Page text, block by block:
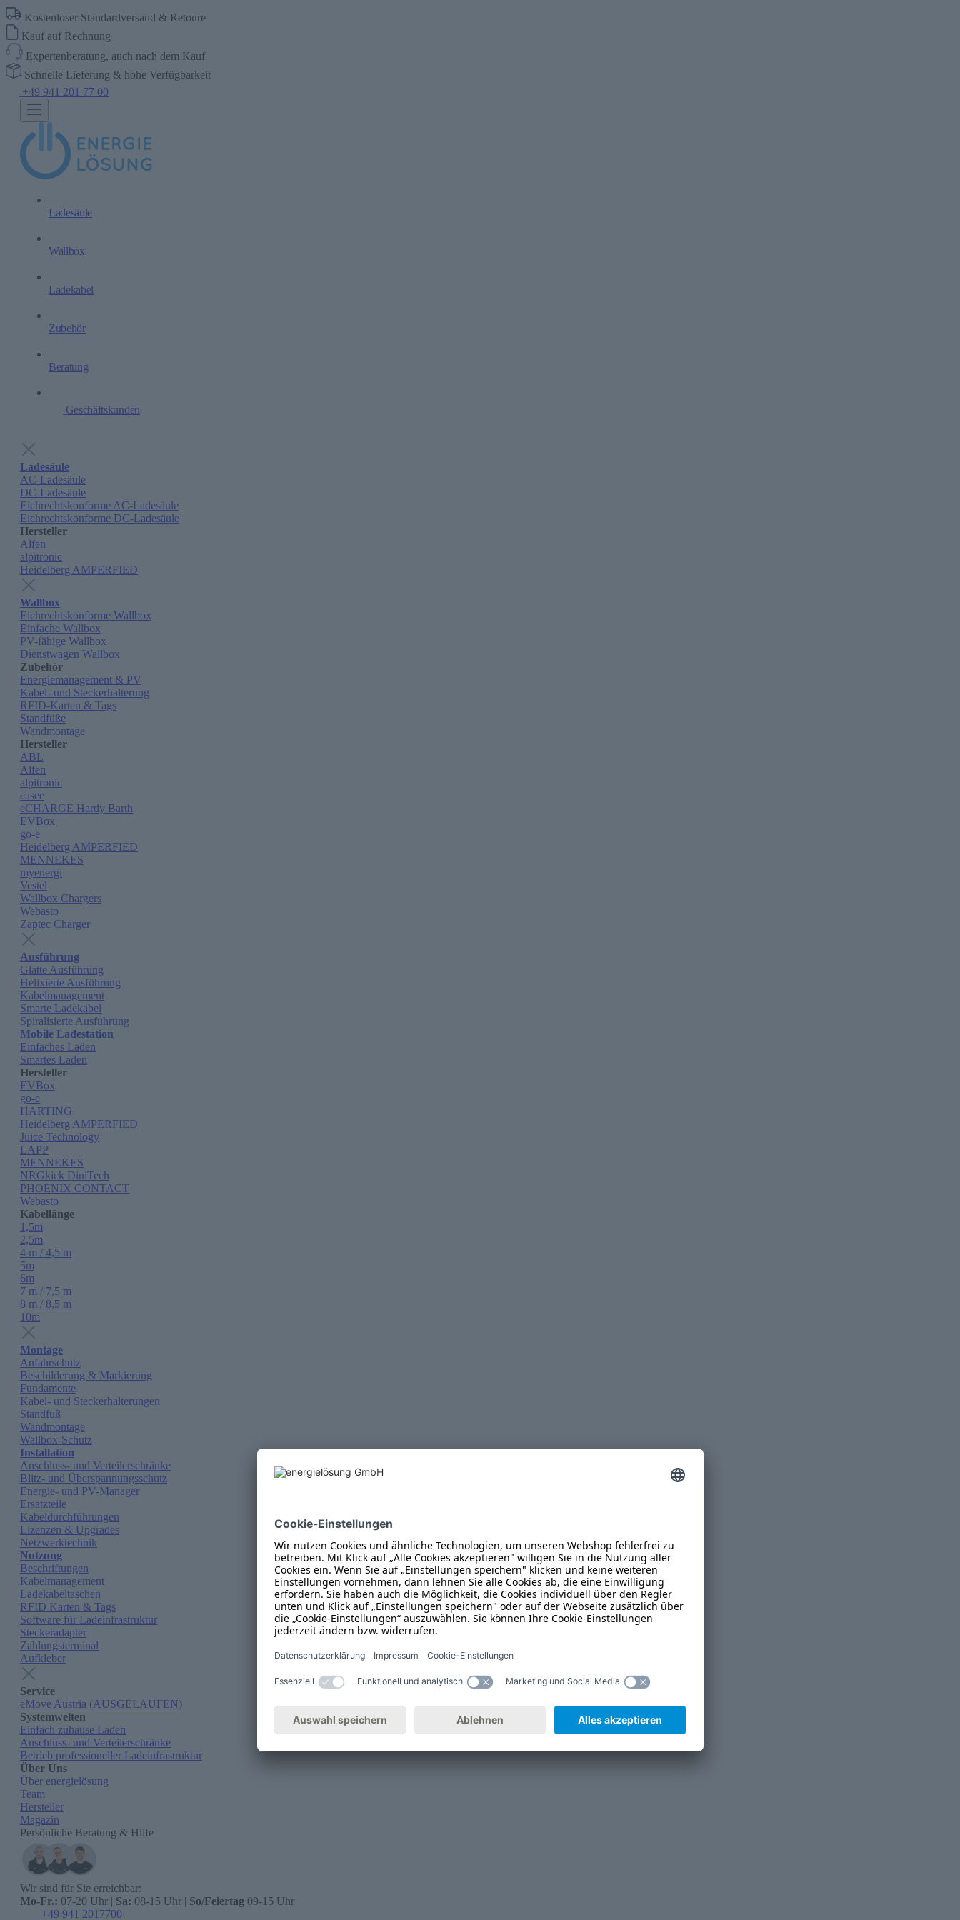
Kostenloser Standardversand & Retoure
Kauf auf Rechnung
Expertenberatung, auch nach dem Kauf
Schnelle Lieferung & hohe Verfügbarkeit
+49 941 201 77 00
Ladesäule
Wallbox
Ladekabel
Zubehör
Beratung
Geschäftskunden
Ladesäule
AC-Ladesäule
DC-Ladesäule
Eichrechtskonforme AC-Ladesäule
Eichrechtskonforme DC-Ladesäule
Hersteller
Alfen
alpitronic
Heidelberg AMPERFIED
Wallbox
Eichrechtskonforme Wallbox
Einfache Wallbox
PV-fähige Wallbox
Dienstwagen Wallbox
Zubehör
Energiemanagement & PV
Kabel- und Steckerhalterung
RFID-Karten & Tags
Standfüße
Wandmontage
Hersteller
ABL
Alfen
alpitronic
easee
eCHARGE Hardy Barth
EVBox
go-e
Heidelberg AMPERFIED
MENNEKES
myenergi
Vestel
Wallbox Chargers
Webasto
Zaptec Charger
Ausführung
Glatte Ausführung
Helixierte Ausführung
Kabelmanagement
Smarte Ladekabel
Spiralisierte Ausführung
Mobile Ladestation
Einfaches Laden
Smartes Laden
Hersteller
EVBox
go-e
HARTING
Heidelberg AMPERFIED
Juice Technology
LAPP
MENNEKES
NRGkick DiniTech
PHOENIX CONTACT
Webasto
Kabellänge
1,5m
2,5m
4 m / 4,5 m
5m
6m
7 m / 7,5 m
8 m / 8,5 m
10m
Montage
Anfahrschutz
Beschilderung & Markierung
Fundamente
Kabel- und Steckerhalterungen
Standfuß
Wandmontage
Wallbox-Schutz
Installation
Anschluss- und Verteilerschränke
Blitz- und Überspannungsschutz
Energie- und PV-Manager
Ersatzteile
Kabeldurchführungen
Lizenzen & Upgrades
Netzwerktechnik
Nutzung
Beschriftungen
Kabelmanagement
Ladekabeltaschen
RFID Karten & Tags
Software für Ladeinfrastruktur
Steckeradapter
Zahlungsterminal
Aufkleber
Service
eMove Austria (AUSGELAUFEN)
Systemwelten
Einfach zuhause Laden
Anschluss- und Verteilerschränke
Betrieb professioneller Ladeinfrastruktur
Über Uns
Über energielösung
Team
Hersteller
Magazin
Persönliche Beratung & Hilfe
Wir sind für Sie erreichbar:
Mo-Fr.: 07-20 Uhr | Sa: 08-15 Uhr | So/Feiertag 09-15 Uhr
+49 941 2017700